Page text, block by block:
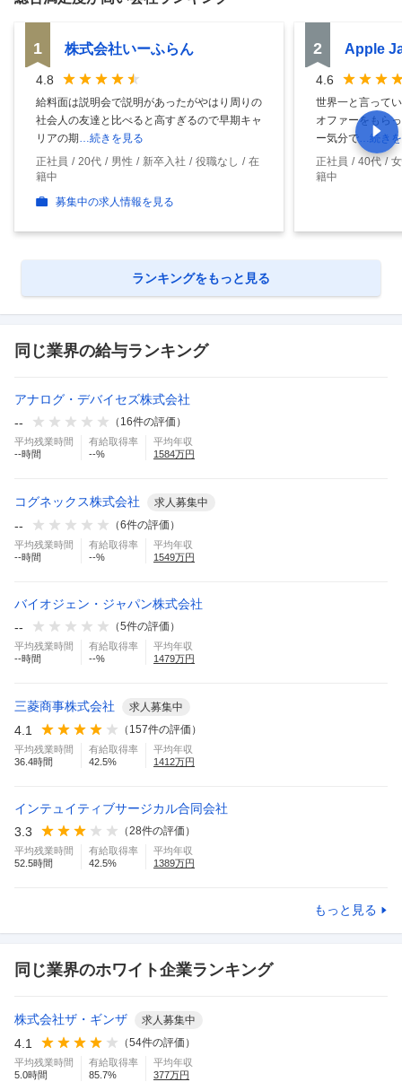
1 株式会社いーふらん
4.8
給料面は説明会で説明があったがやはり周りの
社会人の友達と比べると高すぎるので早期キャ
リアの期…続きを見る
正社員
20代 男性 新卒入社 役職なし
在
籍中
募集中の求人情報を見る
2 Apple
4.6
世界一と言って
オファーをもら
ー気分で…続き
正社員
40代
籍中
ランキングをもっと見る
同じ業界の給与ランキング
アナログ・デバイセズ株式会社
--
（ 16件の評価）
平均残業時間
--時間
有給取得率
--%
平均年収
1584万円
コグネックス株式会社 求人募集中
-- （6件の評価）
平均残業時間
--時間
有給取得率
--%
平均年収
1549万円
バイオジェン・ジャパン株式会社
--
（5件の評価）
平均残業時間
--時間
有給取得率
--%
平均年収
1479万円
三菱商事株式会社 求人募集中
4.1 （ 157件の評価）
平均残業時間
36.4時間
有給取得率
42.5%
平均年収
1412万円
インテュイティブサージカル合同会社
3.3
（28件の評価）
平均残業時間
52.5時間
有給取得率
42.5%
平均年収
1389万円
もっと見る
同じ業界のホワイト企業ランキング
株式会社ザ・ギンザ 求人募集中
4.1 （54件の評価）
平均残業時間
5.0時間
有給取得率
85.7%
平均年収
377万円